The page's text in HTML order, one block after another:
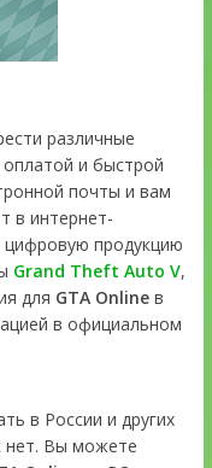
различные
и быстрой
почты и вам
в интернет-
продукцию
Grand Theft Auto V,
для GTA Onlineв
в официальном
в России и других
нет. Вы можете